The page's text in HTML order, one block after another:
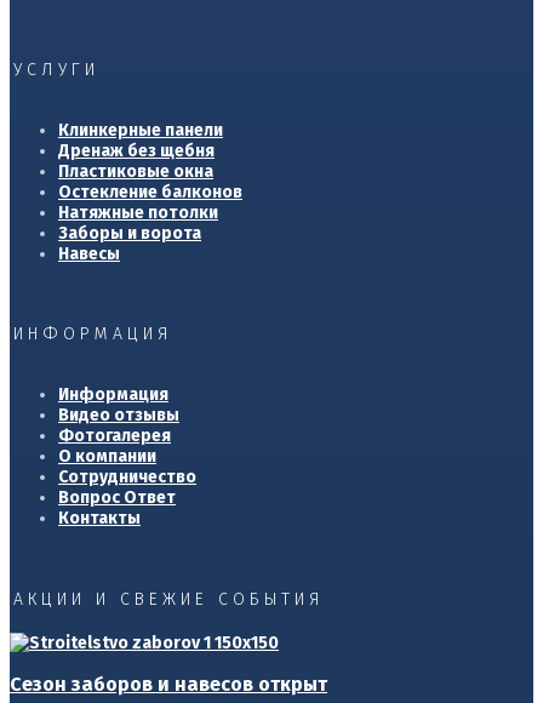
УСЛУГИ
Клинкерные панели
Дренаж без щебня
Пластиковые окна
Остекление балконов
Натяжные потолки
Заборы и ворота
Навесы
ИНФОРМАЦИЯ
Информация
Видео отзывы
Фотогалерея
О компании
Сотрудничество
Вопрос Ответ
Контакты
АКЦИИ И СВЕЖИЕ СОБЫТИЯ
Сезон заборов и навесов открыт